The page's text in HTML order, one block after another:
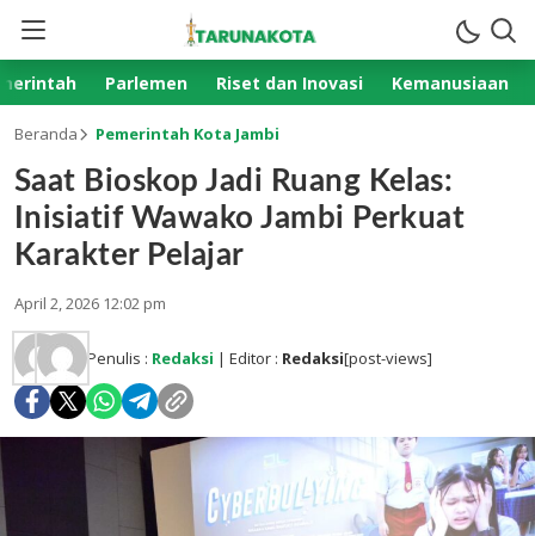
Parlemen Riset dan Inovasi Kemanusiaan
Beranda Pemerintah Kota Jambi
Saat Bioskop Jadi Ruang Kelas:
Inisiatif Wawako Jambi Perkuat
Karakter Pelajar
April 2, 2026 12:02 pm
Penulis : Redaksi | Editor : Redaksi[post-views]